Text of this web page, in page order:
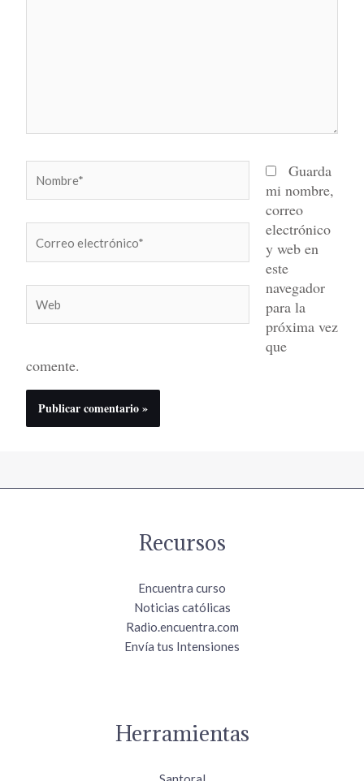
electrónico*
Guarda
mi nombre,
correo
electrónico
y web en
este
navegador
para la
próxima vez
que
comente.
Recursos
Encuentra curso
Noticias católicas
Radio.encuentra.com
Envía tus Intensiones
Herramientas